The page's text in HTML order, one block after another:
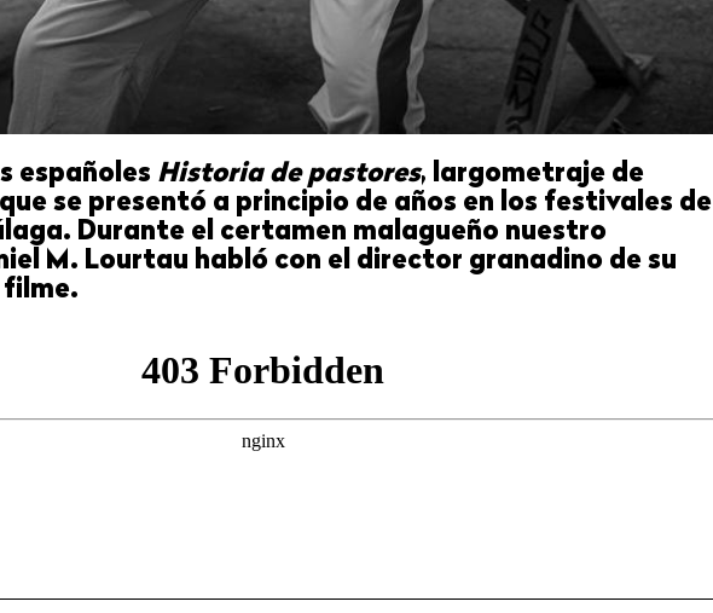
españoles Historia de pastores, largometraje de
se presentó a principio de años en los festivales de
Durante el certamen malagueño nuestro
M. Lourtau habló con el director granadino de su